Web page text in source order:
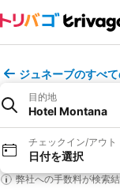
ジュネーブのすべ
目的地
Hotel Montana
チェックイン/アウト
日付を選択
弊社への手数料が検索